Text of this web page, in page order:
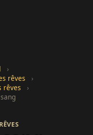
›
rêves
›
rêves
›